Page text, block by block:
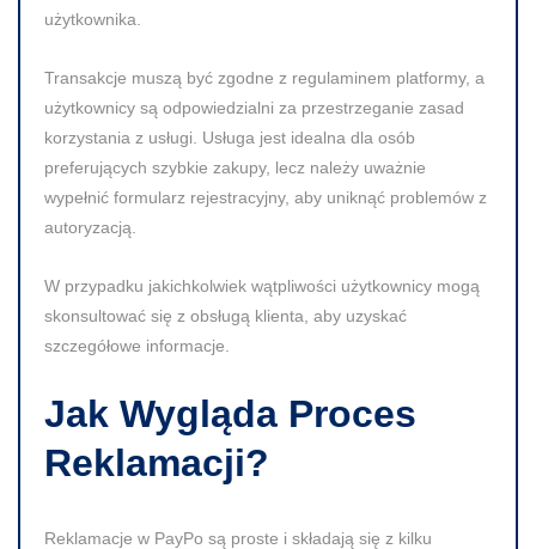
użytkownika.
Transakcje muszą być zgodne z regulaminem platformy, a
użytkownicy są odpowiedzialni za przestrzeganie zasad
korzystania z usługi. Usługa jest idealna dla osób
preferujących szybkie zakupy, lecz należy uważnie
wypełnić formularz rejestracyjny, aby uniknąć problemów z
autoryzacją.
W przypadku jakichkolwiek wątpliwości użytkownicy mogą
skonsultować się z obsługą klienta, aby uzyskać
szczegółowe informacje.
Jak Wygląda Proces
Reklamacji?
Reklamacje w PayPo są proste i składają się z kilku